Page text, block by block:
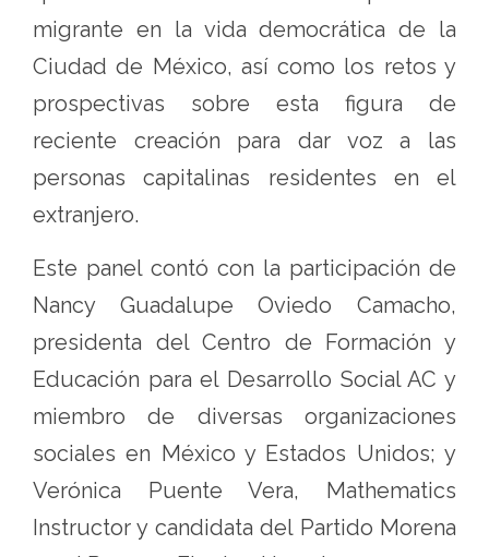
migrante en la vida democrática de la
Ciudad de México, así como los retos y
prospectivas sobre esta figura de
reciente creación para dar voz a las
personas capitalinas residentes en el
extranjero.
Este panel contó con la participación de
Nancy Guadalupe Oviedo Camacho,
presidenta del Centro de Formación y
Educación para el Desarrollo Social AC y
miembro de diversas organizaciones
sociales en México y Estados Unidos; y
Verónica Puente Vera, Mathematics
Instructor y candidata del Partido Morena